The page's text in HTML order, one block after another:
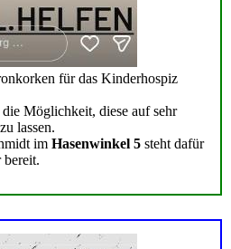
für das Kinderhospiz
Möglichkeit, diese auf sehr
lassen.
im Hasenwinkel 5 steht dafür
bereit.